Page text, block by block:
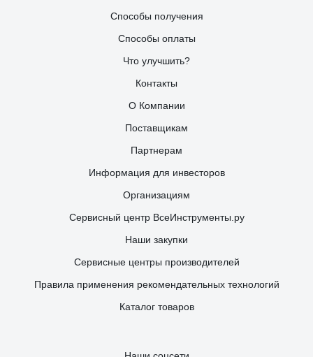
Способы получения
Способы оплаты
Что улучшить?
Контакты
О Компании
Поставщикам
Партнерам
Информация для инвесторов
Организациям
Сервисный центр ВсеИнструменты.ру
Наши закупки
Сервисные центры производителей
Правила применения рекомендательных технологий
Каталог товаров